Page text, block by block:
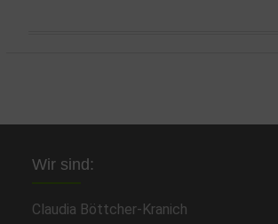
Wir sind:
Claudia Böttcher-Kranich